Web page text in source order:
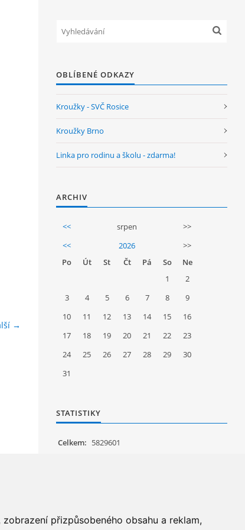
přizpůsobeného obsahu a reklam,
→
OBLÍBENÉ ODKAZY
Kroužky - SVČ Rosice
Kroužky Brno
Linka pro rodinu a školu - zdarma!
ARCHIV
<< srpen
>>
<<
2026
>>
Po
Út St Čt Pá So
Ne
1
2
3
4 5 6 7 8
9
10
11 12 13 14 15
16
17
18 19 20 21 22
23
24
25 26 27 28 29
30
31
STATISTIKY
Celkem: 5829601